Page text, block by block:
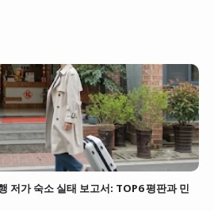
저가 숙소 실태 보고서: TOP6 평판과 민